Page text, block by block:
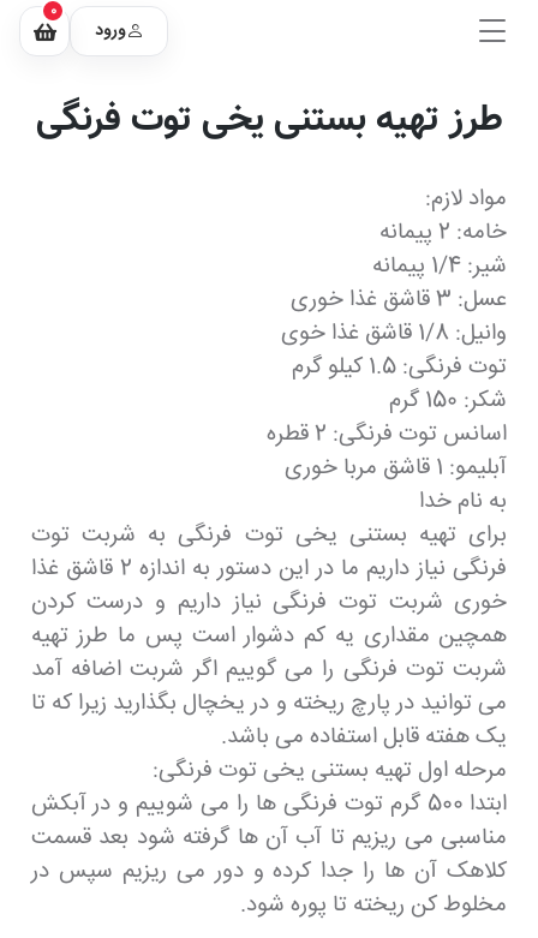
ورود
0
طرز تهیه بستنی یخی توت فرنگی
مواد لازم:
خامه: 2 پیمانه
شیر: 1/4 پیمانه
عسل: 3 قاشق غذا خوری
وانیل: 1/8 قاشق غذا خوی
توت فرنگی: 1.5 کیلو گرم
شکر: 150 گرم
اسانس توت فرنگی: 2 قطره
آبلیمو: 1 قاشق مربا خوری
به نام خدا
برای تهیه بستنی یخی توت فرنگی به شربت توت
فرنگی نیاز داریم ما در این دستور به اندازه 2 قاشق غذا
خوری شربت توت فرنگی نیاز داریم و درست کردن
همچین مقداری یه کم دشوار است پس ما طرز تهیه
شربت توت فرنگی را می گوییم اگر شربت اضافه آمد
می توانید در پارچ ریخته و در یخچال بگذارید زیرا که تا
یک هفته قابل استفاده می باشد.
مرحله اول تهیه بستنی یخی توت فرنگی:
ابتدا 500 گرم توت فرنگی ها را می شوییم و در آبکش
مناسبی می ریزیم تا آب آن ها گرفته شود بعد قسمت
کلاهک آن ها را جدا کرده و دور می ریزیم سپس در
مخلوط کن ریخته تا پوره شود.